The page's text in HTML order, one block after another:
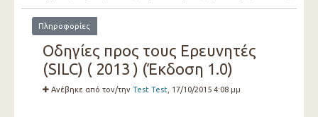
Πληροφορίες
Οδηγίες προς τους Ερευνητές
(SILC) ( 2013 ) (Έκδοση 1.0)
Ανέβηκε από τον/την Test Test , 17/10/2015 4:08 μμ